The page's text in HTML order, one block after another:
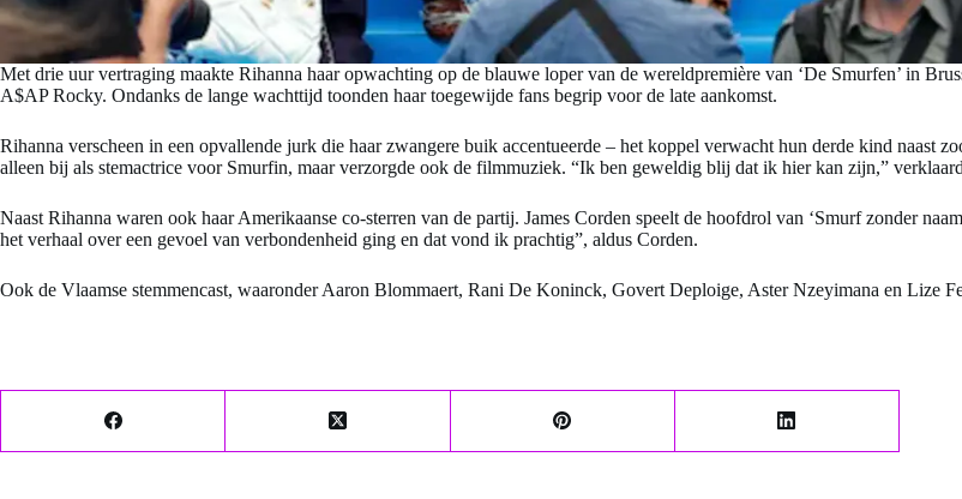
Met drie uur vertraging maakte Rihanna haar opwachting op de blauwe loper van de wereldpremière van ‘De Smurfen’ in
A$AP Rocky. Ondanks de lange wachttijd toonden haar toegewijde fans begrip voor de late aankomst.
Rihanna verscheen in een opvallende jurk die haar zwangere buik accentueerde – het koppel verwacht hun derde kind naast
alleen bij als stemactrice voor Smurfin, maar verzorgde ook de filmmuziek. “Ik ben geweldig blij dat ik hier kan zijn,”
Naast Rihanna waren ook haar Amerikaanse co-sterren van de partij. James Corden speelt de hoofdrol van ‘Smurf zonder
het verhaal over een gevoel van verbondenheid ging en dat vond ik prachtig”, aldus Corden.
Ook de Vlaamse stemmencast, waaronder Aaron Blommaert, Rani De Koninck, Govert Deploige, Aster Nzeyimana en Lize